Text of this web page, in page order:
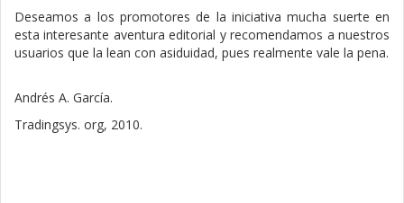
Deseamos a los promotores de la iniciativa mucha suerte en
esta interesante aventura editorial y recomendamos a nuestros
usuarios que la lean con asiduidad, pues realmente vale la pena.
Andrés A. García.
Tradingsys. org, 2010.